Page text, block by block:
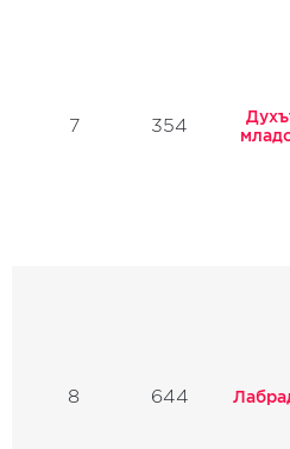
7 354
8 644